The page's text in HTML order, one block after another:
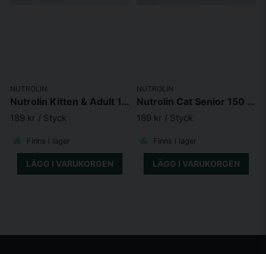
NUTROLIN
Nutrolin Kitten & Adult 150 ml
189 kr / Styck
Finns i lager
LÄGG I VARUKORGEN
NUTROLIN
Nutrolin Cat Senior 150 ml
189 kr / Styck
Finns i lager
LÄGG I VARUKORGEN